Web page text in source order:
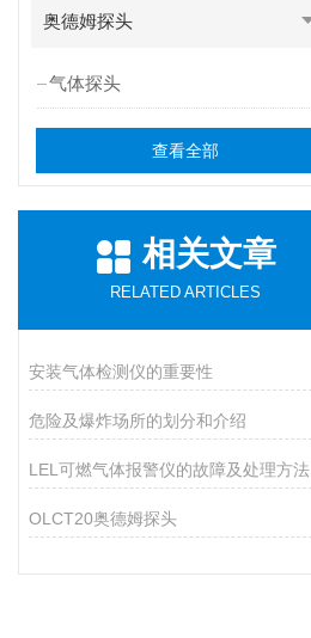
奥德姆探头
气体探头
查看全部
相关文章
RELATED ARTICLES
安装气体检测仪的重要性
危险及爆炸场所的划分和介绍
LEL可燃气体报警仪的故障及处理方法
OLCT20奥德姆探头